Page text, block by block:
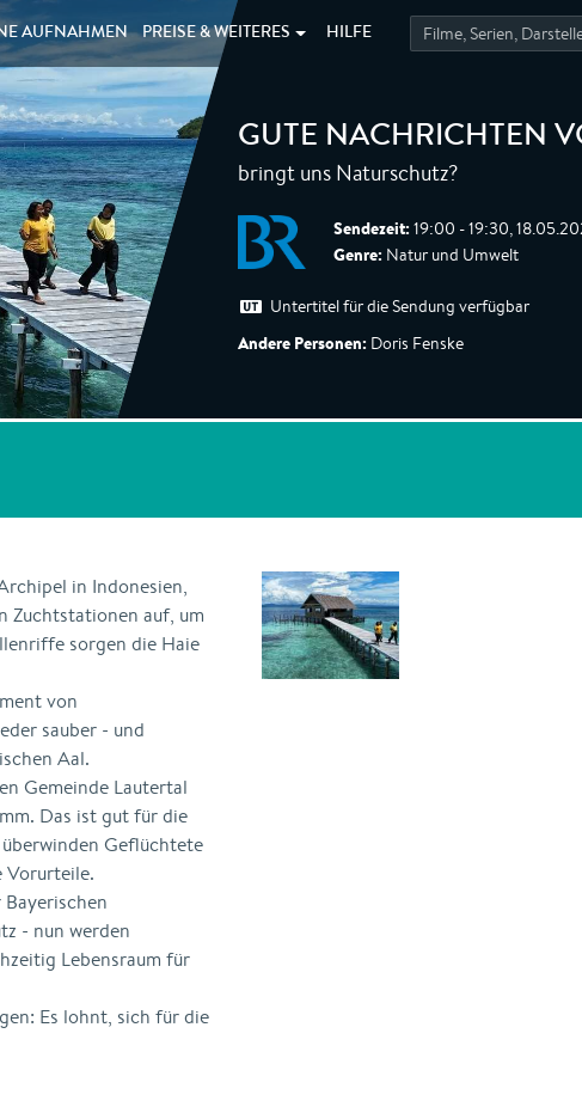
AUFNAHMEN PREISE &WEITERES HILFE
GUTE NACHRICHTEN
bringt uns Naturschutz?
Sendezeit: 19:00 - 19:30,
Genre: Natur und Umwelt
Untertitel für die Sendung verfügbar
Andere Personen: Doris Fenske
in Indonesien,
Zuchtstationen auf, um
sorgen die Haie
von
sauber - und
Aal.
Gemeinde Lautertal
Das ist gut für die
Geflüchtete
Vorurteile.
- nun werden
Lebensraum für
Es lohnt, sich für die